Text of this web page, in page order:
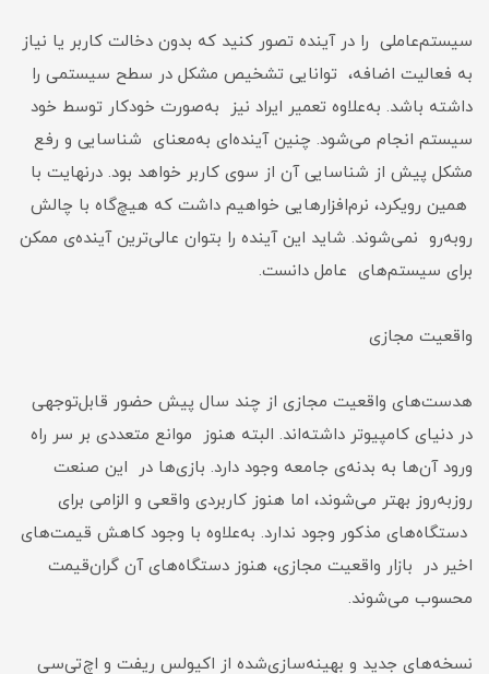
سیستم‌عاملی را در آینده تصور کنید که بدون دخالت کاربر یا نیاز
به فعالیت اضافه، توانایی تشخیص مشکل در سطح سیستمی را
داشته باشد. به‌علاوه تعمیر ایراد نیز به‌صورت خودکار توسط خود
سیستم انجام می‌شود. چنین آینده‌ای به‌معنای شناسایی و رفع
مشکل پیش از شناسایی آن از سوی کاربر خواهد بود. درنهایت با
همین رویکرد، نرم‌افزارهایی خواهیم داشت که هیچ‌گاه با چالش
روبه‌رو نمی‌شوند. شاید این آینده را بتوان عالی‌ترین آیند‌ه‌ی ممکن
برای سیستم‌های عامل دانست.
واقعیت مجازی
هدست‌های واقعیت مجازی از چند سال پیش حضور قابل‌توجهی
در دنیای کامپیوتر داشته‌اند. البته هنوز موانع متعددی بر سر راه
ورود آن‌ها به بدنه‌ی جامعه وجود دارد. بازی‌ها در این صنعت
روز‌به‌روز بهتر می‌شوند، اما هنوز کاربردی واقعی و الزامی برای
دستگاه‌های مذکور وجود ندارد. به‌علاوه با وجود کاهش قیمت‌های
اخیر در بازار واقعیت مجازی، هنوز دستگاه‌های آن گران‌قیمت
محسوب می‌شوند.
نسخه‌های جدید و بهینه‌سازی‌شده از اکیولس ریفت و اچ‌تی‌سی